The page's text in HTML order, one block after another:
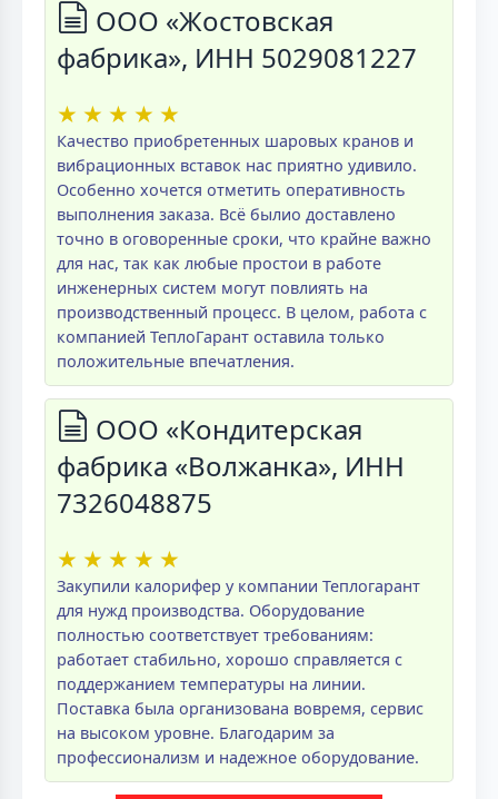
ООО «Жостовская
фабрика», ИНН 5029081227
★ ★ ★ ★ ★
Качество приобретенных шаровых кранов и
вибрационных вставок нас приятно удивило.
Особенно хочется отметить оперативность
выполнения заказа. Всё былио доставлено
точно в оговоренные сроки, что крайне важно
для нас, так как любые простои в работе
инженерных систем могут повлиять на
производственный процесс. В целом, работа с
компанией ТеплоГарант оставила только
положительные впечатления.
ООО «Кондитерская
фабрика «Волжанка», ИНН
7326048875
★ ★ ★ ★ ★
Закупили калорифер у компании Теплогарант
для нужд производства. Оборудование
полностью соответствует требованиям:
работает стабильно, хорошо справляется с
поддержанием температуры на линии.
Поставка была организована вовремя, сервис
на высоком уровне. Благодарим за
профессионализм и надежное оборудование.